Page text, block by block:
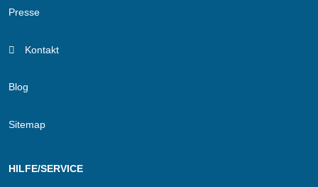
Presse
Kontakt
Blog
Sitemap
HILFE/SERVICE